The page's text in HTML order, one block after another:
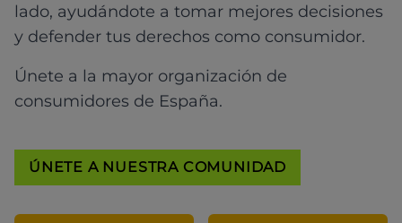
lado, ayudándote a tomar mejores decisiones
y defender tus derechos como consumidor.
Únete a la mayor organización de
consumidores de España.
ÚNETE A NUESTRA COMUNIDAD